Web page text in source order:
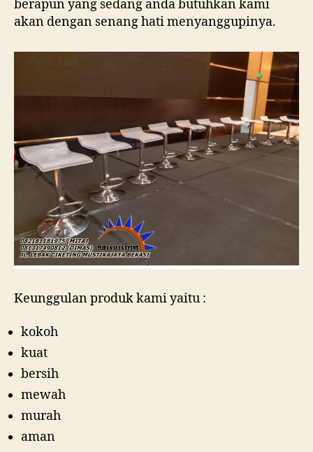
berapun yang sedang anda butuhkan kami
akan dengan senang hati menyanggupinya.
Keunggulan produk kami yaitu :
kokoh
kuat
bersih
mewah
murah
aman